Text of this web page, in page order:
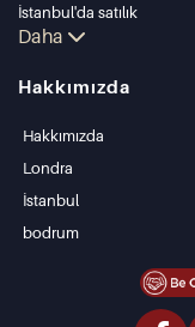
İstanbul'da satılık
daire
Bodrum Villası
Antalya'da satılık
Daha
Hakkımızda
Hakkımızda
Londra
İstanbul
bodrum